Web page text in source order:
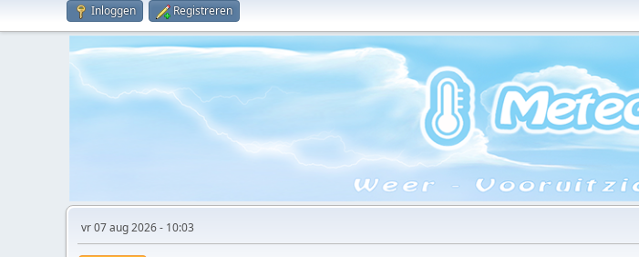
Inloggen Registreren
vr 07 aug 2026 - 10:03